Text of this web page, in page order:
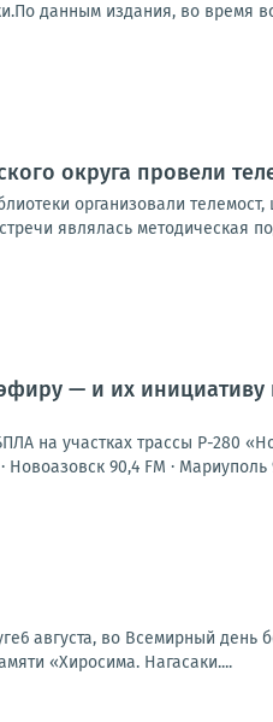
данным издания, во время
округа провели
организовали
являлась методическая
— и их
на участках трассы Р-280
90,4 FM · Мариуполь
августа, во Всемирный
«Хиросима. Нагасаки....